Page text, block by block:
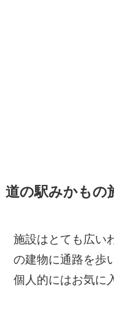
道の駅みかもの
施設はとても広い
の建物に通路を歩
個人的にはお気に